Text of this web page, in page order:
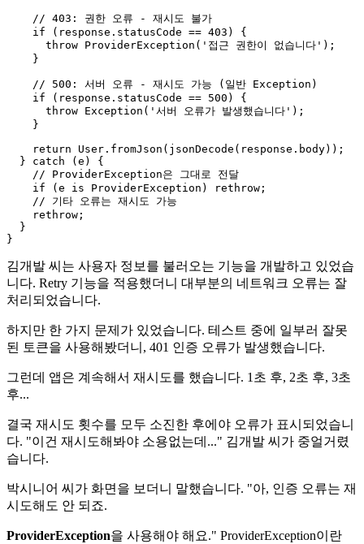
    // 403: 권한 오류 - 재시도 불가
    if (response.statusCode == 403) {
      throw ProviderException('접근 권한이 없습니다');
    }
    // 500: 서버 오류 - 재시도 가능 (일반 Exception)
    if (response.statusCode == 500) {
      throw Exception('서버 오류가 발생했습니다');
    }
    return User.fromJson(jsonDecode(response.body));
  } catch (e) {
    // ProviderException은 그대로 전달
    if (e is ProviderException) rethrow;
    // 기타 오류는 재시도 가능
    rethrow;
  }
김개발 씨는 사용자 정보를 불러오는 기능을 개발하고 있었습
니다. Retry 기능을 적용했더니 대부분의 네트워크 오류는 잘
처리되었습니다.
하지만 한 가지 문제가 있었습니다. 테스트 중에 일부러 잘못
된 토큰을 사용해봤더니, 401 인증 오류가 발생했습니다.
그런데 앱은 계속해서 재시도를 했습니다. 1초 후, 2초 후, 3초
후...
결국 재시도 횟수를 모두 소진한 후에야 오류가 표시되었습니
다. "이건 재시도해봐야 소용없는데..." 김개발 씨가 중얼거렸
습니다.
박시니어 씨가 화면을 보더니 말했습니다. "아, 인증 오류는 재
시도해도 안 되죠.
ProviderException을 사용해야 해요." ProviderException이란